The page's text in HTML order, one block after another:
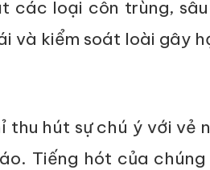
các loại côn trùng,
và kiểm soát loài gây
thu hút sự chú ý với vẻ
Tiếng hót của